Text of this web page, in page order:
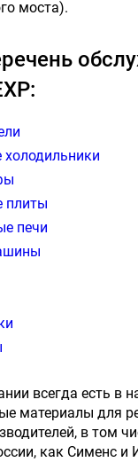
моста).
плиты
печи
всегда есть в
материалы для
в том
как Сименс и